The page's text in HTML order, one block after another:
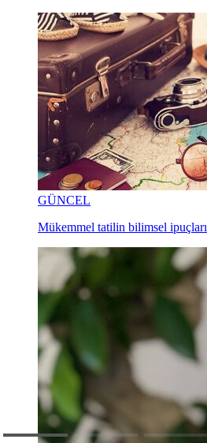
GÜNCEL
Mükemmel tatilin bilimsel ipuçları